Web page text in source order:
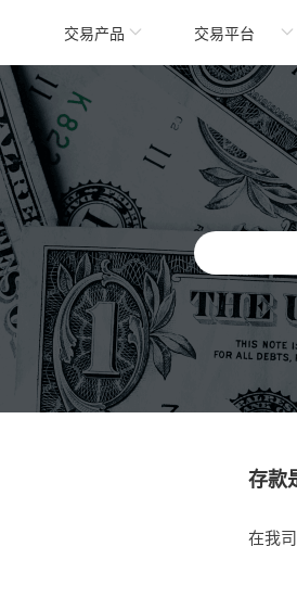
交易产品 交易平台
存款
在我